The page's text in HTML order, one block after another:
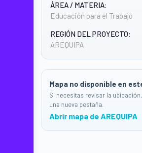
ÁREA / MATERIA:
Educación para el Trabajo
REGIÓN DEL PROYECTO:
AREQUIPA
Mapa no disponible en
Si necesitas revisar la
una nueva pestaña.
Abrir mapa de AREQUIPA